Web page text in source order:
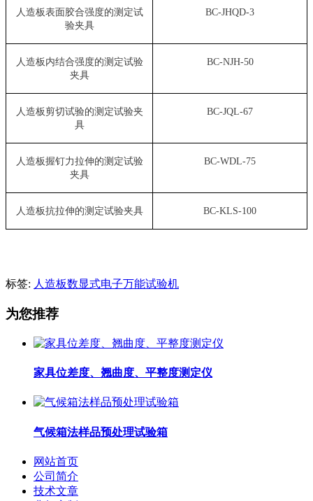
人造板表面胶合强度的测定试
验夹具
BC-JHQD-3
人造板内结合强度的测定试验
夹具
BC-NJH-50
人造板剪切试验的测定试验夹
具
BC-JQL-67
人造板握钉力拉伸的测定试验
夹具
BC-WDL-75
人造板抗拉伸的测定试验夹具 BC-KLS-100
标签: 人造板数显式电子万能试验机​
为您推荐
家具位差度、翘曲度、平整度测定仪
气候箱法样品预处理试验箱
网站首页
公司简介
技术文章